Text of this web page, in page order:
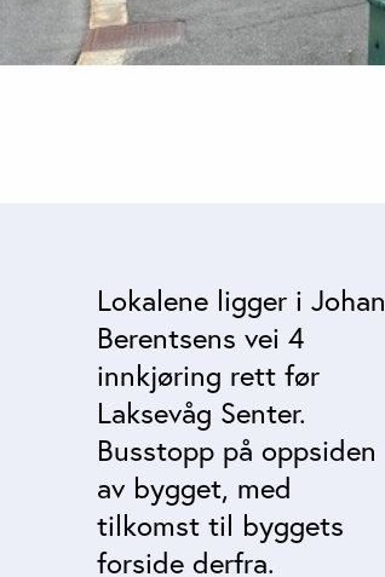
Lokalene ligger i Johan
Berentsens vei 4
innkjøring rett før
Laksevåg Senter.
Busstopp på oppsiden
av bygget, med
tilkomst til byggets
forside derfra.